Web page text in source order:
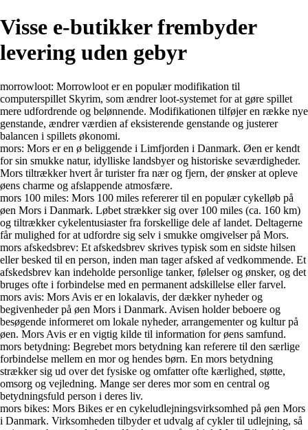
Visse e-butikker frembyder
levering uden gebyr
morrowloot: Morrowloot er en populær modifikation til
computerspillet Skyrim, som ændrer loot-systemet for at gøre spillet
mere udfordrende og belønnende. Modifikationen tilføjer en række nye
genstande, ændrer værdien af eksisterende genstande og justerer
balancen i spillets økonomi.
mors: Mors er en ø beliggende i Limfjorden i Danmark. Øen er kendt
for sin smukke natur, idylliske landsbyer og historiske seværdigheder.
Mors tiltrækker hvert år turister fra nær og fjern, der ønsker at opleve
øens charme og afslappende atmosfære.
mors 100 miles: Mors 100 miles refererer til en populær cykelløb på
øen Mors i Danmark. Løbet strækker sig over 100 miles (ca. 160 km)
og tiltrækker cykelentusiaster fra forskellige dele af landet. Deltagerne
får mulighed for at udfordre sig selv i smukke omgivelser på Mors.
mors afskedsbrev: Et afskedsbrev skrives typisk som en sidste hilsen
eller besked til en person, inden man tager afsked af vedkommende. Et
afskedsbrev kan indeholde personlige tanker, følelser og ønsker, og det
bruges ofte i forbindelse med en permanent adskillelse eller farvel.
mors avis: Mors Avis er en lokalavis, der dækker nyheder og
begivenheder på øen Mors i Danmark. Avisen holder beboere og
besøgende informeret om lokale nyheder, arrangementer og kultur på
øen. Mors Avis er en vigtig kilde til information for øens samfund.
mors betydning: Begrebet mors betydning kan referere til den særlige
forbindelse mellem en mor og hendes børn. En mors betydning
strækker sig ud over det fysiske og omfatter ofte kærlighed, støtte,
omsorg og vejledning. Mange ser deres mor som en central og
betydningsfuld person i deres liv.
mors bikes: Mors Bikes er en cykeludlejningsvirksomhed på øen Mors
i Danmark. Virksomheden tilbyder et udvalg af cykler til udlejning, så